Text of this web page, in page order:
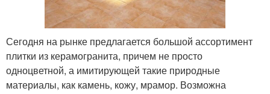
Сегодня на рынке предлагается большой ассортимент
плитки из керамогранита, причем не просто
одноцветной, а имитирующей такие природные
материалы, как камень, кожу, мрамор. Возможна